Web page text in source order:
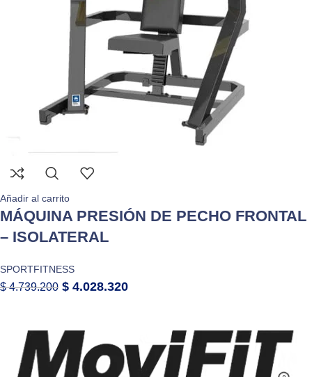
Añadir al carrito
MÁQUINA PRESIÓN DE PECHO FRONTAL
– ISOLATERAL
SPORTFITNESS
$4.739.200 $ 4.028.320